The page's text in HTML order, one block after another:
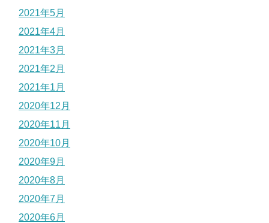
2021年5月
2021年4月
2021年3月
2021年2月
2021年1月
2020年12月
2020年11月
2020年10月
2020年9月
2020年8月
2020年7月
2020年6月